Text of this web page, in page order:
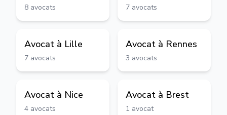
8 avocats 7 avocats
Avocat à Lille
7 avocats
Avocat à Rennes
3 avocats
Avocat à Nice
4 avocats
Avocat à Brest
1 avocat